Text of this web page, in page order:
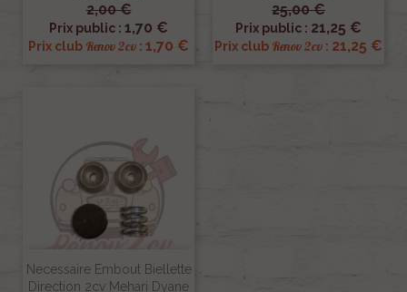
2,00 €
Prix public : 1,70 €
Prix club Renov 2cv : 1,70 €
25,00 €
Prix public : 21,25 €
Prix club Renov 2cv : 21,25 €
Necessaire Embout Biellette
Direction 2cv Mehari Dyane